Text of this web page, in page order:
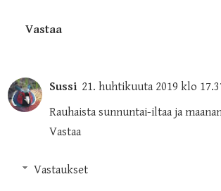
Vastaa
Sussi 21. huhtikuuta 2019 klo
Rauhaista sunnuntai-iltaa ja
Vastaa
Vastaukset